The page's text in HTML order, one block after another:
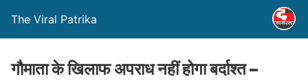
The Viral Patrika
गौमाता के खिलाफ अपराध नहीं होगा बर्दाश्त –